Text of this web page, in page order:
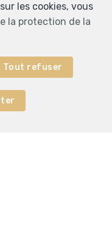
les cookies, vous
la protection de la
Tout refuser
10